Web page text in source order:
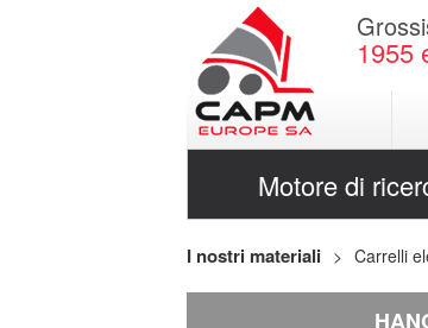
1955
Motore di
I nostri materiali Carrelli